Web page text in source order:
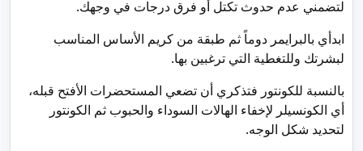
لتضمني عدم حدوث تكتل أو فرق درجات في وجهك.
ابدأي بالبرايمر دوماً ثم طبقة من كريم الأساس المناسب
لبشرتك وللتغطية التي ترغبين بها.
بالنسبة للكونتور فتذكري أن تضعي المستحضرات الأفتح قبله،
أي الكونسيلر لإخفاء الهالات السوداء والحبوب ثم الكونتور
لتحديد شكل الوجه.